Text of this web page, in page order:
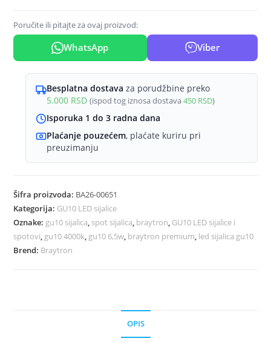
6,5W
4000K
Premium
Poručite ili pitajte za ovaj proizvod:
WhatsApp Viber
Besplatna dostava za porudžbine preko
5.000 RSD (ispod tog iznosa dostava450 RSD)
Isporuka 1 do 3 radna dana
Plaćanje pouzećem, plaćate kuriru pri
preuzimanju
Šifra proizvoda: BA26-00651
Kategorija: GU10 LED sijalice
Oznake: gu10 sijalica spot sijalica braytron GU10 LED sijalice i
spotovi gu10 4000k gu10 6,5w braytron premium led sijalica gu10
Brend: Braytron
OPIS